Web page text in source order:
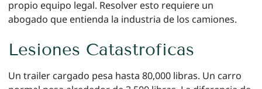
propio equipo legal. Resolver esto requiere un
abogado que entienda la industria de los camiones.
Lesiones Catastroficas
Un trailer cargado pesa hasta 80,000 libras. Un carro